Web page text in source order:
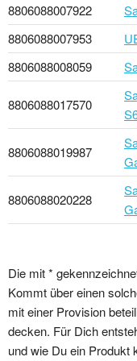
8806088007922
8806088007953
8806088008059
8806088017570
8806088019987
8806088020228
Die mit *
Kommt über einen
mit einer Provision
decken. Für Dich
und wie Du ein Produkt